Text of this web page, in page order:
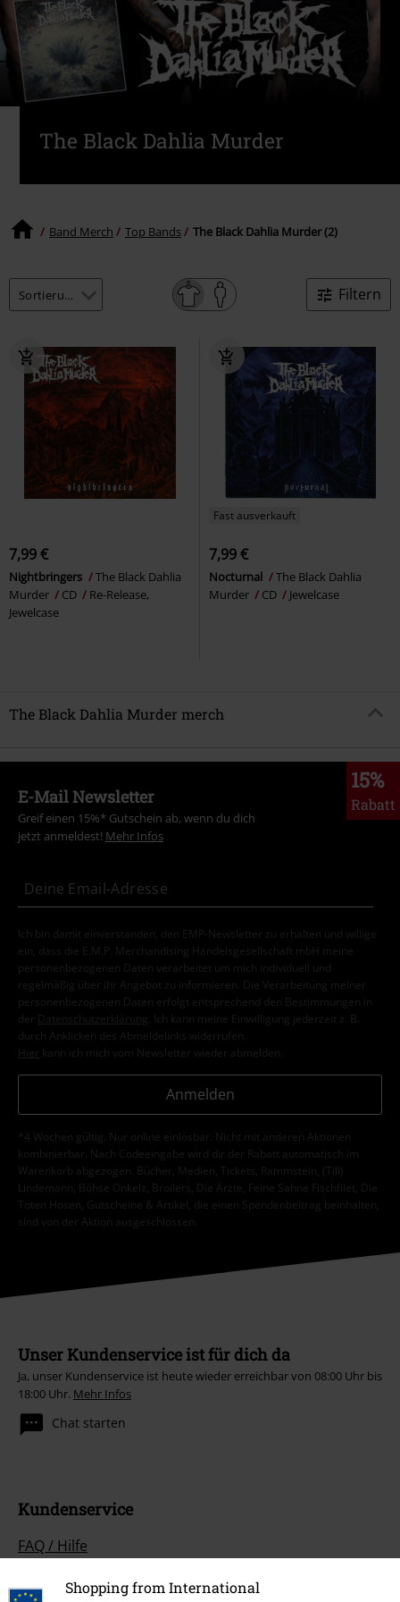
Shopping from International
The Black Dahlia Murder
Band Merch Top Bands The Black Dahlia Murder (2)
Filtern
7,99 €
Nightbringers
The Black Dahlia
Murder
CD
Re-Release,
Jewelcase
Fast ausverkauft
7,99 €
Nocturnal
The Black Dahlia
Murder
CD Jewelcase
The Black Dahlia Murder merch
15%
Rabatt
E-Mail Newsletter
Greif einen 15%* Gutschein ab, wenn du dich
jetzt anmeldest! Mehr Infos
Ich bin damit einverstanden, den EMP-Newsletter zu erhalten und willige
ein, dass die E.M.P. Merchandising Handelsgesellschaft mbH meine
personenbezogenen Daten verarbeitet um mich individuell und
regelmäßig über ihr Angebot zu informieren. Die Verarbeitung meiner
personenbezogenen Daten erfolgt entsprechend den Bestimmungen in
der
Datenschutzerklärung
. Ich kann meine Einwilligung jederzeit z. B.
durch Anklicken des Abmeldelinks widerrufen.
Hier kann ich mich vom Newsletter wieder abmelden.
Anmelden
*4 Wochen gültig. Nur online einlösbar. Nicht mit anderen Aktionen
kombinierbar. Nach Codeeingabe wird dir der Rabatt automatisch im
Warenkorb abgezogen. Bücher, Medien, Tickets, Rammstein, (Till)
Lindemann, Böhse Onkelz, Broilers, Die Ärzte, Feine Sahne Fischfilet, Die
Toten Hosen, Gutscheine & Artikel, die einen Spendenbeitrag beinhalten,
sind von der Aktion ausgeschlossen.
Unser Kundenservice ist für dich da
Ja, unser Kundenservice ist heute wieder erreichbar von 08:00 Uhr bis
18:00 Uhr. Mehr Infos
Chat starten
Kundenservice
FAQ / Hilfe
Rückgaberichtlinien